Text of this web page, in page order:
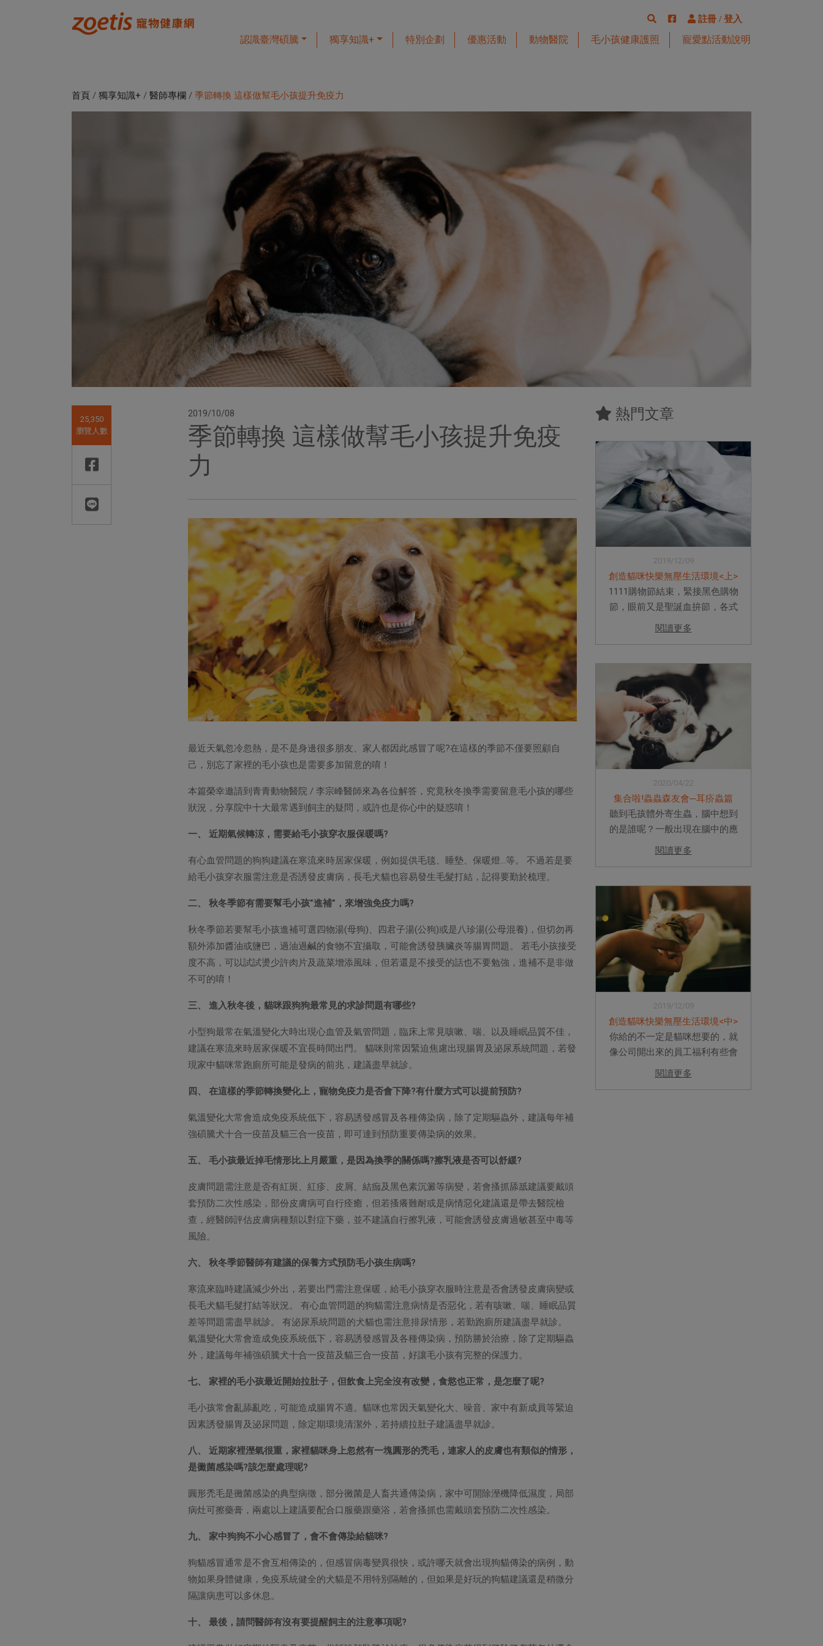
註冊 / 登入
認識臺灣碩騰 獨享知識+ 特別企劃 優惠活動 動物醫院 毛小孩健康護照 寵愛點活動說明
首頁 / 獨享知識+ / 醫師專欄 / 季節轉換 這樣做幫毛小孩提升免疫力
25,350
瀏覽人數
2019/10/08
季節轉換 這樣做幫毛小孩提升免疫
力
最近天氣忽冷忽熱，是不是身邊很多朋友、家人都因此感冒了呢?在這樣的季節不僅要照顧自
己，別忘了家裡的毛小孩也是需要多加留意的唷！
本篇榮幸邀請到青青動物醫院 / 李宗峰醫師來為各位解答，究竟秋冬換季需要留意毛小孩的哪些
狀況，分享院中十大最常遇到飼主的疑問，或許也是你心中的疑惑唷！
一、 近期氣候轉涼，需要給毛小孩穿衣服保暖嗎?
有心血管問題的狗狗建議在寒流來時居家保暖，例如提供毛毯、睡墊、保暖燈…等。 不過若是要
給毛小孩穿衣服需注意是否誘發皮膚病，長毛犬貓也容易發生毛髮打結，記得要勤於梳理。
二、 秋冬季節有需要幫毛小孩”進補”，來增強免疫力嗎?
秋冬季節若要幫毛小孩進補可選四物湯(母狗)、四君子湯(公狗)或是八珍湯(公母混養)，但切勿再
額外添加醬油或鹽巴，過油過鹹的食物不宜攝取，可能會誘發胰臟炎等腸胃問題。 若毛小孩接受
度不高，可以試試燙少許肉片及蔬菜增添風味，但若還是不接受的話也不要勉強，進補不是非做
不可的唷！
三、 進入秋冬後，貓咪跟狗狗最常見的求診問題有哪些?
小型狗最常在氣溫變化大時出現心血管及氣管問題，臨床上常見咳嗽、喘、以及睡眠品質不佳，
建議在寒流來時居家保暖不宜長時間出門。 貓咪則常因緊迫焦慮出現腸胃及泌尿系統問題，若發
現家中貓咪常跑廁所可能是發病的前兆，建議盡早就診。
四、 在這樣的季節轉換變化上，寵物免疫力是否會下降?有什麼方式可以提前預防?
氣溫變化大常會造成免疫系統低下，容易誘發感冒及各種傳染病，除了定期驅蟲外，建議每年補
強碩騰犬十合一疫苗及貓三合一疫苗，即可達到預防重要傳染病的效果。
五、 毛小孩最近掉毛情形比上月嚴重，是因為換季的關係嗎?擦乳液是否可以舒緩?
皮膚問題需注意是否有紅斑、紅疹、皮屑、結痂及黑色素沉澱等病變，若會搔抓舔舐建議要戴頭
套預防二次性感染，部份皮膚病可自行痊癒，但若搔癢難耐或是病情惡化建議還是帶去醫院檢
查，經醫師評估皮膚病種類以對症下藥，並不建議自行擦乳液，可能會誘發皮膚過敏甚至中毒等
風險。
六、 秋冬季節醫師有建議的保養方式預防毛小孩生病嗎?
寒流來臨時建議減少外出，若要出門需注意保暖，給毛小孩穿衣服時注意是否會誘發皮膚病變或
長毛犬貓毛髮打結等狀況。 有心血管問題的狗貓需注意病情是否惡化，若有咳嗽、喘、睡眠品質
差等問題需盡早就診。 有泌尿系統問題的犬貓也需注意排尿情形，若勤跑廁所建議盡早就診。
氣溫變化大常會造成免疫系統低下，容易誘發感冒及各種傳染病，預防勝於治療，除了定期驅蟲
外，建議每年補強碩騰犬十合一疫苗及貓三合一疫苗，好讓毛小孩有完整的保護力。
七、 家裡的毛小孩最近開始拉肚子，但飲食上完全沒有改變，食慾也正常，是怎麼了呢?
毛小孩常會亂舔亂吃，可能造成腸胃不適。貓咪也常因天氣變化大、噪音、家中有新成員等緊迫
因素誘發腸胃及泌尿問題，除定期環境清潔外，若持續拉肚子建議盡早就診。
八、 近期家裡溼氣很重，家裡貓咪身上忽然有一塊圓形的禿毛，連家人的皮膚也有類似的情形，
是黴菌感染嗎?該怎麼處理呢?
圓形禿毛是黴菌感染的典型病徵，部分黴菌是人畜共通傳染病，家中可開除溼機降低濕度，局部
病灶可擦藥膏，兩處以上建議要配合口服藥跟藥浴，若會搔抓也需戴頭套預防二次性感染。
九、 家中狗狗不小心感冒了，會不會傳染給貓咪?
狗貓感冒通常是不會互相傳染的，但感冒病毒變異很快，或許哪天就會出現狗貓傳染的病例，動
物如果身體健康，免疫系統健全的犬貓是不用特別隔離的，但如果是好玩的狗貓建議還是稍微分
隔讓病患可以多休息。
十、 最後，請問醫師有沒有要提醒飼主的注意事項呢?
熱門文章
2019/12/09
創造貓咪快樂無壓生活環境<上>
1111購物節結束，緊接黑色購物
節，眼前又是聖誕血拚節，各式
各樣的社群網站及手機廣告不斷
水碗、萌萌噠貓床、外觀美麗大
方放在客廳都漂亮的貓砂盆。許
多貓...
閱讀更多
2020/04/22
集合啦!蟲蟲森友會─耳疥蟲篇
聽到毛孩體外寄生蟲，腦中想到
的是誰呢？一般出現在腦中的應
該就是跳蚤跟壁蝨吧。如果你只
這些可以被我們肉眼看到的蟲蟲
外，還有很多種體外寄生蟲蠢蠢...
閱讀更多
2019/12/09
創造貓咪快樂無壓生活環境<中>
你給的不一定是貓咪想要的，就
像公司開出來的員工福利有些會
讓人很想翻白眼一樣。真正了解
閱讀更多